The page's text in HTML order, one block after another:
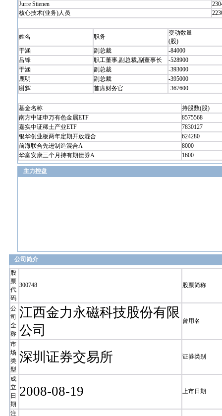
Jurre Stienen
核心技术(业务)人员
姓名 职务
变动数量
(股)
于涵
副总裁
-84000
吕锋
职工董事,副总裁,副董事长
-528900
于涵
副总裁
-393000
鹿明
副总裁
-395000
谢辉
首席财务官 -367600
基金名称
持股数(股)
南方中证申万有色金属ETF
8575568
嘉实中证稀土产业ETF
7830127
银华创业板两年定期开放混合
624280
前海联合先进制造混合A
8000
华富安康三个月持有期债券A
1600
主力控盘
公司简介
股
票
代
码
300748 股票简称
公
司
全
称
江西金力永磁科技股份有限
公司
曾用名
市
场
类
型
深圳证券交易所 证券类别
成
立
日
期
2008-08-19 上市日期
注